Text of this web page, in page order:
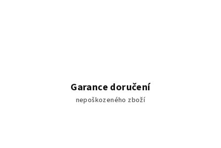
Garance doručení
nepoškozeného zboží